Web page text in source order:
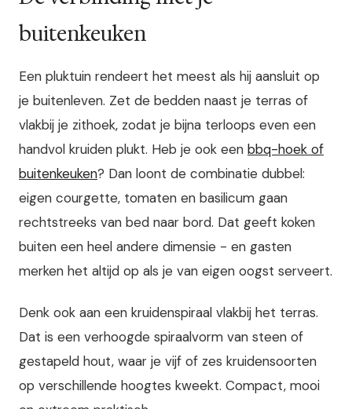
buitenkeuken
Een pluktuin rendeert het meest als hij aansluit op
je buitenleven. Zet de bedden naast je terras of
vlakbij je zithoek, zodat je bijna terloops even een
handvol kruiden plukt. Heb je ook een bbq-hoek of
buitenkeuken? Dan loont de combinatie dubbel:
eigen courgette, tomaten en basilicum gaan
rechtstreeks van bed naar bord. Dat geeft koken
buiten een heel andere dimensie - en gasten
merken het altijd op als je van eigen oogst serveert.
Denk ook aan een kruidenspiraal vlakbij het terras.
Dat is een verhoogde spiraalvorm van steen of
gestapeld hout, waar je vijf of zes kruidensoorten
op verschillende hoogtes kweekt. Compact, mooi